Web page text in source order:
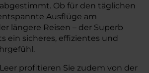
Ob für den täglichen
Ausflüge am
längere Reisen – der Superb
ein sicheres, effizientes und
profitieren Sie zudem von der